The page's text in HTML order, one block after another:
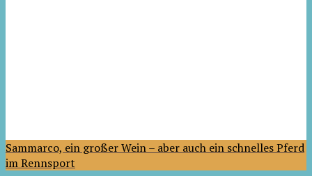
Sammarco, ein großer Wein – aber auch ein schnelles Pferd
im Rennsport